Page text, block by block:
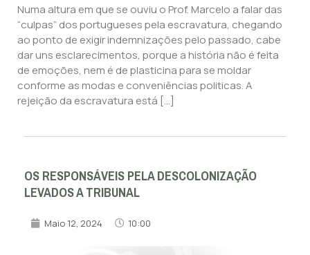
Numa altura em que se ouviu o Prof. Marcelo a falar das
“culpas” dos portugueses pela escravatura, chegando
ao ponto de exigir indemnizações pelo passado, cabe
dar uns esclarecimentos, porque a história não é feita
de emoções, nem é de plasticina para se moldar
conforme as modas e conveniências politicas. A
rejeição da escravatura está […]
OS RESPONSÁVEIS PELA DESCOLONIZAÇÃO
LEVADOS A TRIBUNAL
Maio 12, 2024 10:00